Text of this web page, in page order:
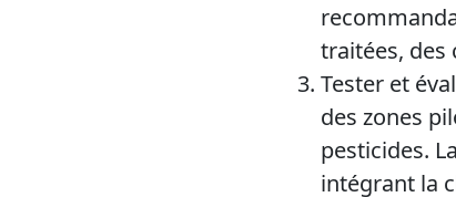
traitées, des
Tester et
des zones
pesticides.
intégrant la